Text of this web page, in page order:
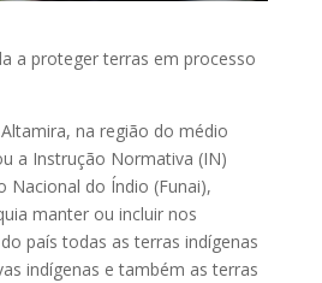
a proteger terras em processo
na região do médio
a Instrução Normativa (IN)
Nacional do Índio (Funai),
manter ou incluir nos
país todas as terras indígenas
indígenas e também as terras